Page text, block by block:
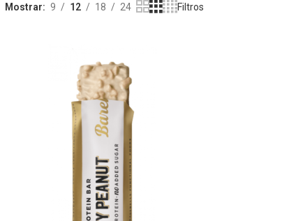
Mostrar 9 12 18 24 Filtros